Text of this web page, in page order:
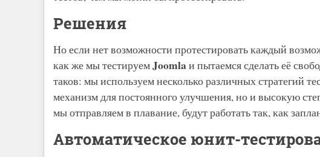
Решения
Но если нет возможности протестировать каждый
как же мы тестируемJoomlaи пытаемся сделать её
таков: мы используем несколько различных стратегий
механизм для постоянного улучшения, но и высокую
мы отправляем в плавание, будут работать так, как
Автоматическое юнит-